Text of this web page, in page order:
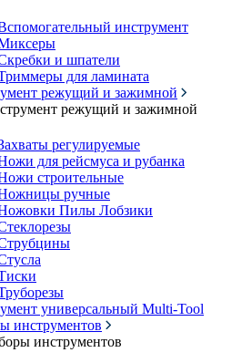
инструмент
и шпатели
для ламината
режущий и зажимной
режущий и зажимной
регулируемые
для рейсмуса и рубанка
строительные
ручные
Пилы Лобзики
универсальный Multi-Tool
инструментов
инструментов